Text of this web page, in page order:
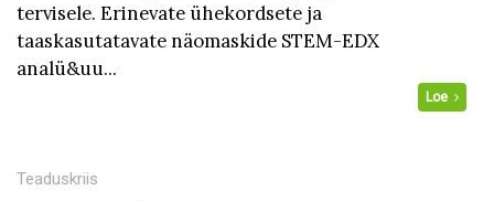
tervisele. Erinevate ühekordsete ja
taaskasutatavate näomaskide STEM-EDX
analü&uu...
Loe
Teaduskriis